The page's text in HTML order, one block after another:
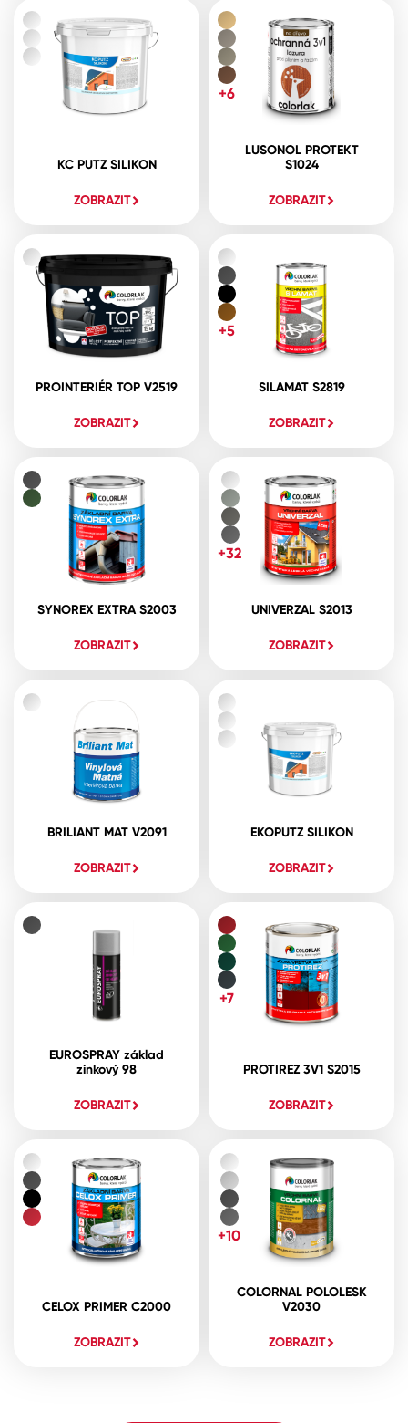
KC PUTZ SILIKON
ZOBRAZIT
LUSONOL PROTEKT
S1024
ZOBRAZIT
+6
PROINTERIÉR TOP V2519
ZOBRAZIT
SILAMAT S2819
ZOBRAZIT
+5
SYNOREX EXTRA S2003
ZOBRAZIT
UNIVERZAL S2013
ZOBRAZIT
+32
BRILIANT MAT V2091
ZOBRAZIT
EKOPUTZ SILIKON
ZOBRAZIT
EUROSPRAY základ
zinkový 98
ZOBRAZIT
PROTIREZ 3V1 S2015
ZOBRAZIT
+7
CELOX PRIMER C2000
ZOBRAZIT
COLORNAL POLOLESK
V2030
ZOBRAZIT
+10